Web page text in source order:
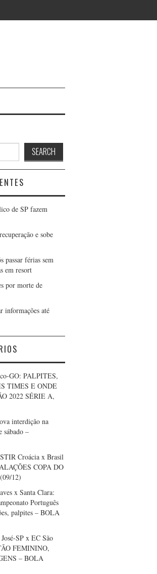
de SP fazem
e sobe
passar férias sem
em resort
por morte de
informações até
GO: PALPITES,
TIMES E ONDE
2022 SÉRIE A,
interdição na
sábado –
Croácia x Brasil
COPA DO
12)
x Santa Clara:
Português
palpites – BOLA
SP x EC São
FEMININO,
– BOLA